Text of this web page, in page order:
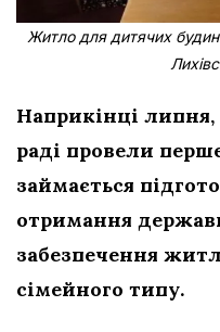
Житло для дитячих
Наприкінці
раді провели
займається
отримання
забезпечення
сімейного типу.